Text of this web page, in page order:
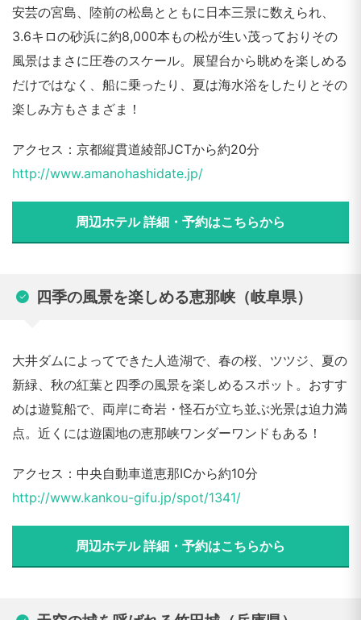
安芸の宮島、陸前の松島とともに日本三景に数えられ、
3.6キロの砂浜に約8,000本もの松が生い茂っておりその
風景はまさに圧巻のスケール。展望台から眺めを楽しめる
だけではなく、船に乗ったり、夏は海水浴をしたりとその
楽しみ方もさまざま！
アクセス：京都縦貫道綾部JCTから約20分
http://www.amanohashidate.jp/
周辺ホテル 詳細・予約はこちらから
四季の風景を楽しめる恵那峡（岐阜県）
大井ダムによってできた人造湖で、春の桜、ツツジ、夏の
新緑、秋の紅葉と四季の風景を楽しめるスポット。おすす
めは遊覧船で、両岸に奇岩・怪石が立ち並ぶ光景は迫力満
点。近くには遊園地の恵那峡ワンダーワンドもある！
アクセス：中央自動車道恵那ICから約10分
http://www.kankou-gifu.jp/spot/1341/
周辺ホテル 詳細・予約はこちらから